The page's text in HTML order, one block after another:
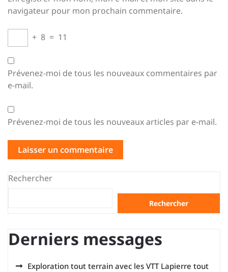
navigateur pour mon prochain commentaire.
+ 8 = 11
Prévenez-moi de tous les nouveaux commentaires par
e-mail.
Prévenez-moi de tous les nouveaux articles par e-mail.
Rechercher
Rechercher
Derniers messages
Exploration tout terrain avec les VTT Lapierre tout